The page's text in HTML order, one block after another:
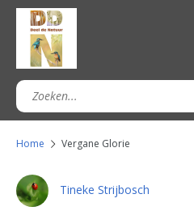
Home Vergane Glorie
Tineke Strijbosch